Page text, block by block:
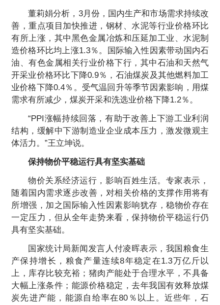
董莉娟分析，3月份，国内生产和市场需求持续改
善，重点项目加快推进，钢材、水泥等行业价格环比
有所上涨，其中黑色金属冶炼和压延加工业、水泥制
造价格环比均上涨1.3％。国际输入性因素带动国内石
油、有色金属相关行业价格下行，其中石油和天然气
开采业价格环比下降0.9％，石油煤炭及其他燃料加工
业价格下降0.4％。受气温回升等季节因素影响，用煤
需求有所减少，煤炭开采和洗选业价格下降1.2％。
“PPI涨幅持续回落，有助于改善上下游工业利润
结构，缓解中下游制造业企业成本压力，激发微观主
体活力。”王立坤说。
保持物价平稳运行具有坚实基础
物价关系经济运行，影响百姓生活。专家表示，
随着国内需求逐步改善，对相关价格的支撑作用将有
所增强，加之国际输入性因素影响犹存，稳物价存在
一定压力，但从全年走势来看，保持物价平稳运行仍
具有坚实基础。
国家统计局新闻发言人付凌晖表示，我国粮食生
产保持增长，粮食产量连续8年稳定在1.3万亿斤以
上，库存比较充裕；猪肉产能处于合理水平，不具备
大幅上涨条件；能源价格稳定，去年我国有效释放煤
炭先进产能，能源自给率在80％以上。近些年，石